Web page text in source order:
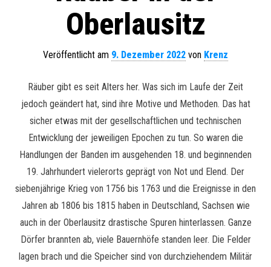
Oberlausitz
Veröffentlicht am 9. Dezember 2022 von Krenz
Räuber gibt es seit Alters her. Was sich im Laufe der Zeit
jedoch geändert hat, sind ihre Motive und Methoden. Das hat
sicher etwas mit der gesellschaftlichen und technischen
Entwicklung der jeweiligen Epochen zu tun. So waren die
Handlungen der Banden im ausgehenden 18. und beginnenden
19. Jahrhundert vielerorts geprägt von Not und Elend. Der
siebenjährige Krieg von 1756 bis 1763 und die Ereignisse in den
Jahren ab 1806 bis 1815 haben in Deutschland, Sachsen wie
auch in der Oberlausitz drastische Spuren hinterlassen. Ganze
Dörfer brannten ab, viele Bauernhöfe standen leer. Die Felder
lagen brach und die Speicher sind von durchziehendem Militär